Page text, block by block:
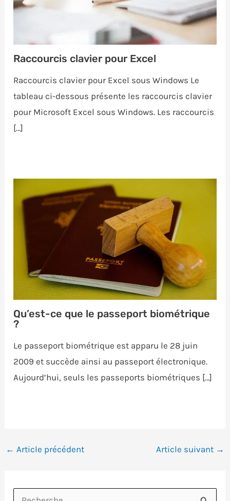
Raccourcis clavier pour Excel
Raccourcis clavier pour Excel sous Windows Le
tableau ci-dessous présente les raccourcis clavier
pour Microsoft Excel sous Windows. Les raccourcis
[…]
Qu’est-ce que le passeport biométrique
?
Le passeport biométrique est apparu le 28 juin
2009 et succède ainsi au passeport électronique.
Aujourd’hui, seuls les passeports biométriques […]
← Article précédent Article suivant →